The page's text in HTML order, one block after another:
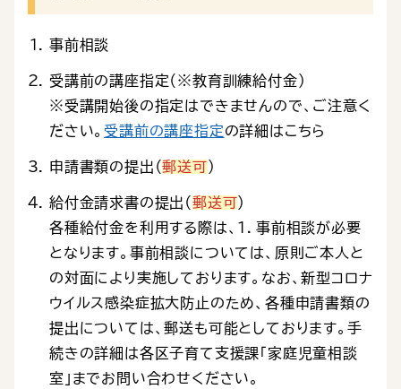
事前相談
受講前の講座指定（※教育訓練給付金）
※受講開始後の指定はできませんので、ご注意く
ださい。 受講前の講座指定の詳細はこちら
申請書類の提出（郵送可）
給付金請求書の提出（郵送可）
各種給付金を利用する際は、１．事前相談が必要
となります。事前相談については、原則ご本人と
の対面により実施しております。なお、新型コロナ
ウイルス感染症拡大防止のため、各種申請書類の
提出については、郵送も可能としております。手
続きの詳細は各区子育て支援課「家庭児童相談
室」までお問い合わせください。